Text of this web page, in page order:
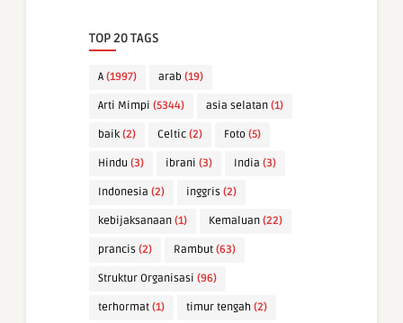
TOP 20 TAGS
A (1997) arab (19)
Arti Mimpi (5344) asia selatan (1)
baik (2) Celtic (2) Foto (5)
Hindu (3) ibrani (3) India (3)
Indonesia (2) inggris (2)
kebijaksanaan (1) Kemaluan (22)
prancis (2) Rambut (63)
Struktur Organisasi (96)
terhormat (1) timur tengah (2)